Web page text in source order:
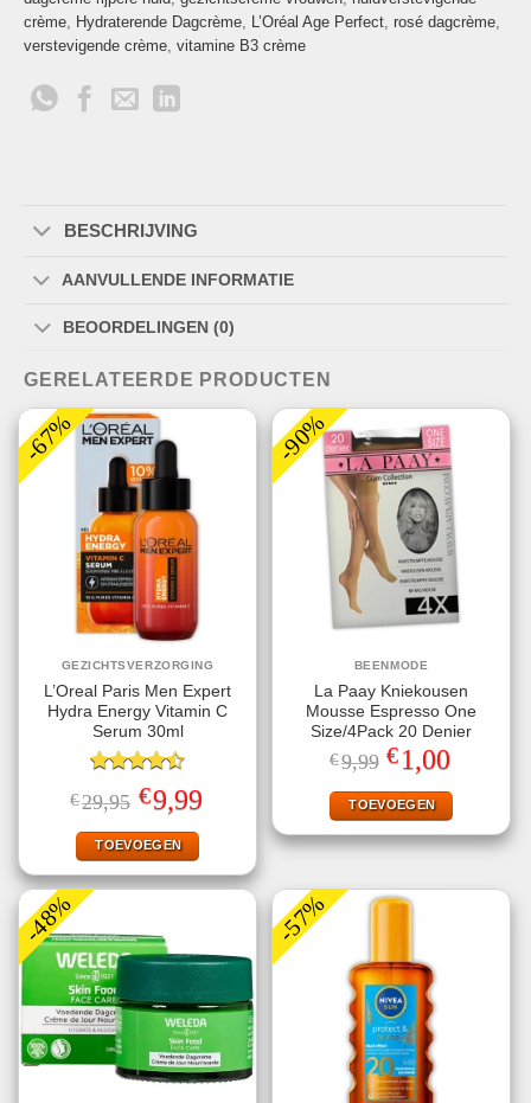
crème, Hydraterende Dagcrème, L’Oréal Age Perfect, rosé dagcrème,
verstevigende crème, vitamine B3 crème
BESCHRIJVING
AANVULLENDE INFORMATIE
BEOORDELINGEN (0)
GERELATEERDE PRODUCTEN
-67%
GEZICHTSVERZORGING
L’Oreal Paris Men Expert
Hydra Energy Vitamin C
Serum 30ml
Gewaardeerd
4.50uit 5
€29,95 Oorspronkelijke
prijs
was:
€29,95.
€9,99Huidige
prijs
TOEVOEGEN
-90%
BEENMODE
La Paay Kniekousen
Mousse Espresso One
Size/4Pack 20 Denier
€9,99 Oorspronkelijke
prijs
was:
€9,99.
€1,00
is:
€1,00.
TOEVOEGEN
-48% -57%